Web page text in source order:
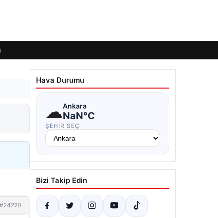
#24220
Hava Durumu
☁Ankara
NaN°C
ŞEHIR SEÇ
Bizi Takip Edin